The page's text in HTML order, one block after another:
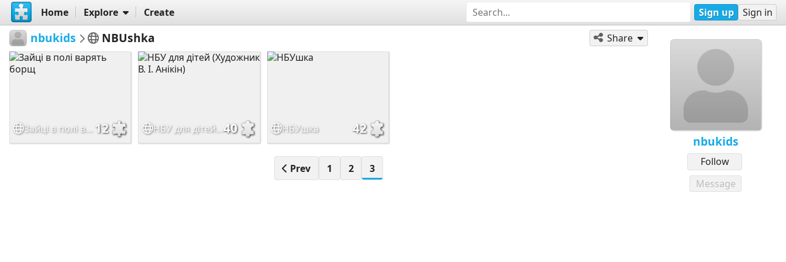
Home Explore Create Sign up Sign in
nbukids
Follow
Message
nbukids NBUshka Share
Зайці в полі варять борщ 12 НБУ для дітей (Художник В. І. Анікін)40 НБУшка 42
Prev 1 2 3